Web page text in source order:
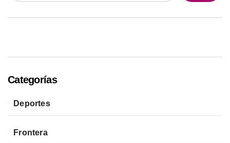
Categorías
Deportes
Frontera